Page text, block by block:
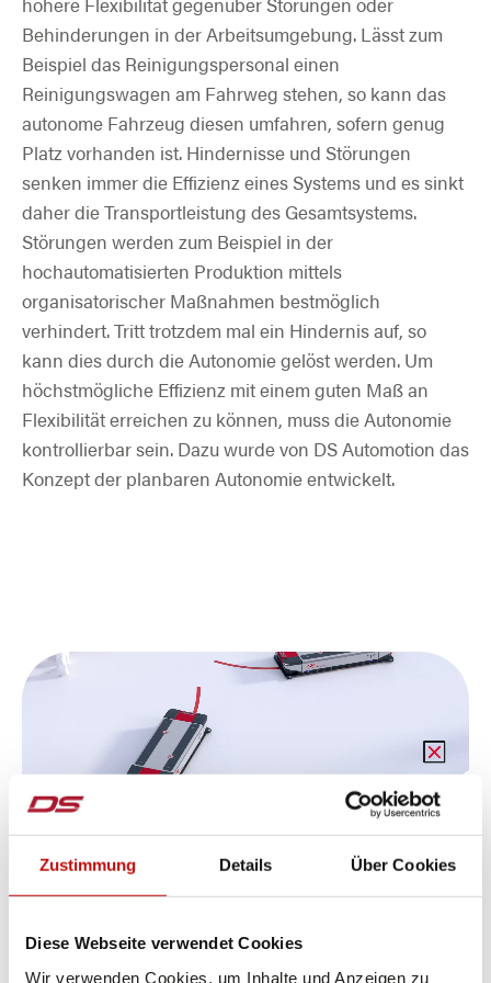
Zustimmung Details Über Cookies
Diese Webseite verwendet Cookies
Wir verwenden Cookies, um Inhalte und Anzeigen zu
Behinderungen in der Arbeitsumgebung. Lässt zum
Beispiel das Reinigungspersonal einen
Reinigungswagen am Fahrweg stehen, so kann das
autonome Fahrzeug diesen umfahren, sofern genug
Platz vorhanden ist. Hindernisse und Störungen
senken immer die Effizienz eines Systems und es sinkt
daher die Transportleistung des Gesamtsystems.
Störungen werden zum Beispiel in der
hochautomatisierten Produktion mittels
organisatorischer Maßnahmen bestmöglich
verhindert. Tritt trotzdem mal ein Hindernis auf, so
kann dies durch die Autonomie gelöst werden. Um
höchstmögliche Effizienz mit einem guten Maß an
Flexibilität erreichen zu können, muss die Autonomie
kontrollierbar sein. Dazu wurde von DS Automotion das
Konzept der planbaren Autonomie entwickelt.
AUTONOME NAVIGATION